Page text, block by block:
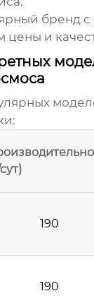
бренд
и
190
190